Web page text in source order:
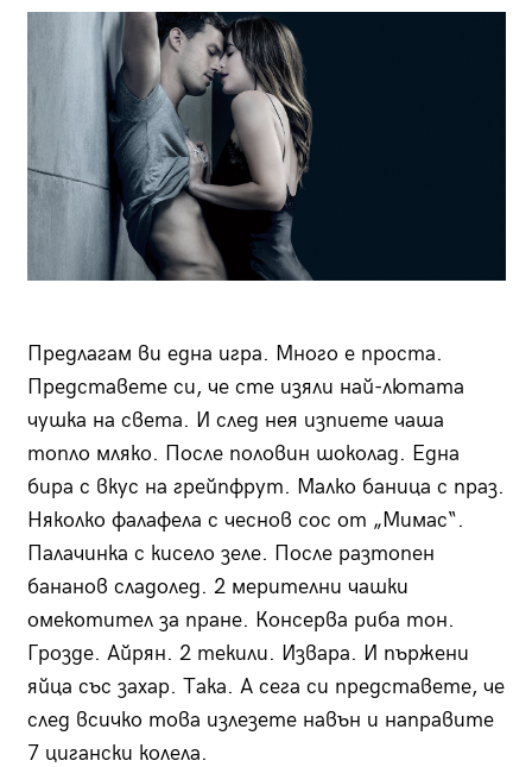
Предлагам ви една игра. Много е проста.
Представете си, че сте изяли най-лютата
чушка на света. И след нея изпиете чаша
топло мляко. После половин шоколад. Една
бира с вкус на грейпфрут. Малко баница с праз.
Няколко фалафела с чеснов сос от „Мимас“.
Палачинка с кисело зеле. После разтопен
бананов сладолед. 2 мерителни чашки
омекотител за пране. Консерва риба тон.
Грозде. Айрян. 2 текили. Извара. И пържени
яйца със захар. Така. А сега си представете, че
след всичко това излезете навън и направите
7 цигански колела.